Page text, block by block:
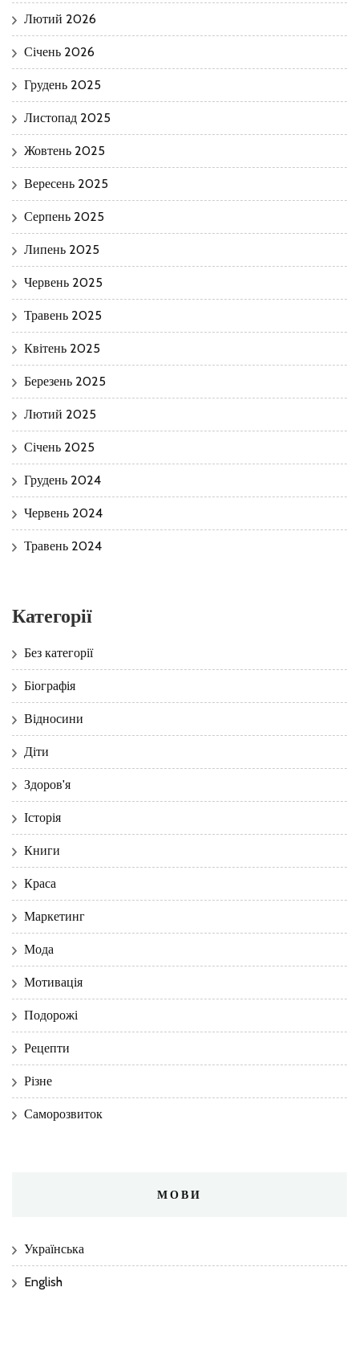
Лютий 2026
Січень 2026
Грудень 2025
Листопад 2025
Жовтень 2025
Вересень 2025
Серпень 2025
Липень 2025
Червень 2025
Травень 2025
Квітень 2025
Березень 2025
Лютий 2025
Січень 2025
Грудень 2024
Червень 2024
Травень 2024
Категорії
Без категорії
Біографія
Відносини
Діти
Здоров'я
Історія
Книги
Краса
Маркетинг
Мода
Мотивація
Подорожі
Рецепти
Різне
Саморозвиток
МОВИ
Українська
English